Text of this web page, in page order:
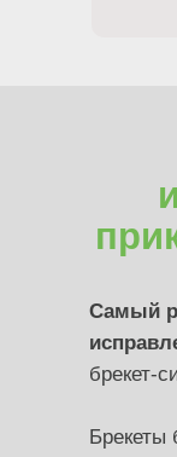
Самый
брекет-
Брекеты